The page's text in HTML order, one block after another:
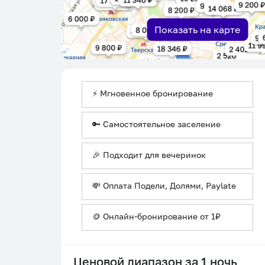
Показать на карте
⚡ Мгновенное бронирование
🔑 Самостоятельное заселение
🎉 Подходит для вечеринок
💸 Оплата Подели, Долями, Paylate
🪙 Онлайн-бронирование от 1₽
Ценовой диапазон за 1 ночь